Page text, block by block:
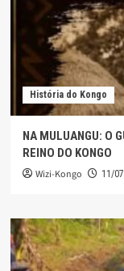
História do Kongo
NA MULUANGU: O
REINO DO KONGO
Wizi-Kongo 11/